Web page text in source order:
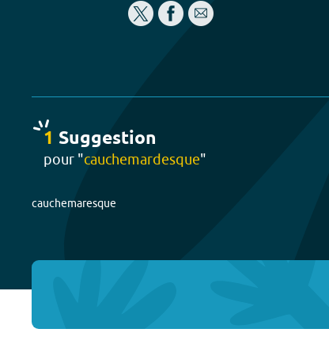
1 Suggestion
pour "cauchemardesque"
cauchemaresque